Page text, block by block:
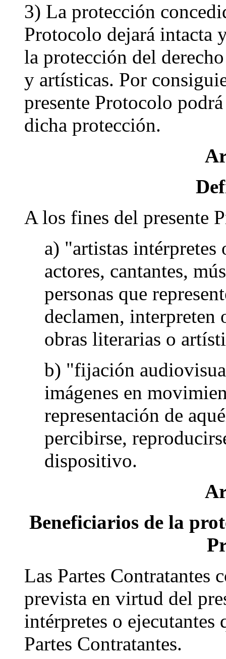
3) La protección
Protocolo dejará intacta
la protección del
y artísticas. Por
presente Protocolo
dicha protección.
A los fines del presente
a) "artistas intérpretes
actores, cantantes,
personas que
declamen, interpreten
obras literarias o
b) "fijación
imágenes en
representación de
percibirse,
dispositivo.
Beneficiarios de la
Las Partes Contratantes
prevista en virtud del
intérpretes o ejecutantes
Partes Contratantes.